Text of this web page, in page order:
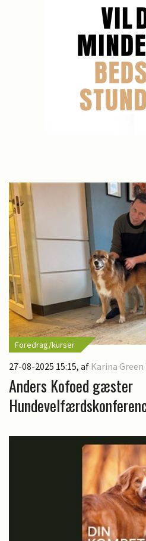
Foredrag/kurser
27-08-2025 15:15, af Karina
Anders Kofoed gæster